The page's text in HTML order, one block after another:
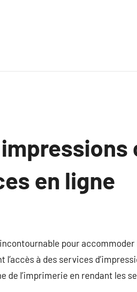
en ligne
pour accommoder
à des services
l’imprimerie en rendant les